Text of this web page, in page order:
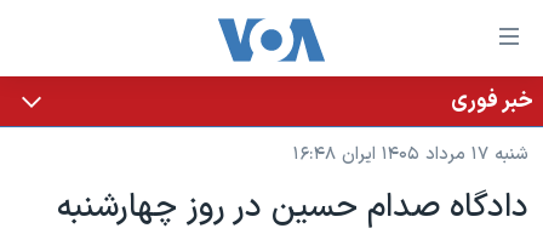
لینکهای
قابل
دسترسی
جهش
محتوای
خانه
نسخه سبک وب‌سایت
موضوع ها
خبر فوری
شنبه ۱۷ مرداد ۱۴۰۵ ایران ۱۶:۴۸
دادگاه صدام حسين در روز چهارشنبه